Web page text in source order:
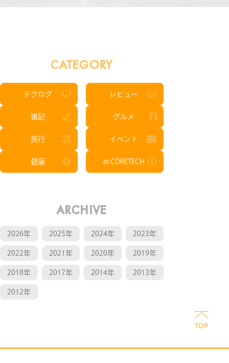
CATEGORY
テクログ レビュー
雑記 グルメ
旅行 イベント
健康 at CORETECH
ARCHIVE
2026年 2025年 2024年 2023年
2022年 2021年 2020年 2019年
2018年 2017年 2014年 2013年
2012年